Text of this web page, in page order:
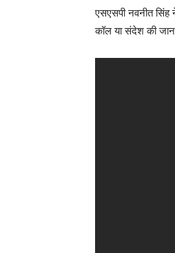
एसएसपी नवनीत सिंह
कॉल या संदेश की